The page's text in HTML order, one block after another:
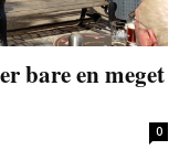
bare en meget
0